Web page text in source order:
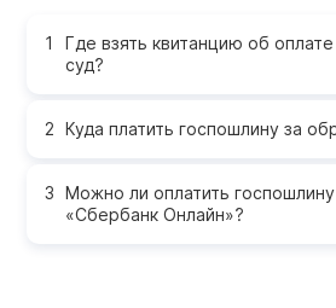
Где взять квитанцию об
суд?
Куда платить госпошлину за
Можно ли оплатить
«Сбербанк Онлайн»?